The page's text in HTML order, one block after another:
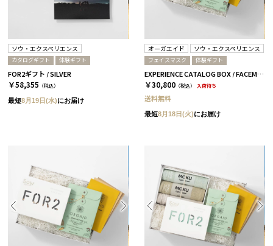
ソウ・エクスペリエンス
カタログギフト 体験ギフト
FOR2ギフト / SILVER
￥58,355 （税込）
最短8月19日(水)にお届け
オーガエイド ソウ・エクスペリエンス
フェイスマスク 体験ギフト
EXPERIENCE CATALOG BOX / FACEMASK / 全3種 RED
￥30,800 （税込） 入荷待ち
送料無料
最短8月18日(火)にお届け